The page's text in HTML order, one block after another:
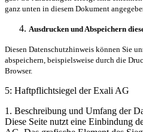
ganz unten in diesem Dokument
Ausdrucken und Abspeichern
Diesen Datenschutzhinweis können Sie
abspeichern, beispielsweise durch die
Browser.
5: Haftpflichtsiegel der Exali AG
1. Beschreibung und Umfang der
Diese Seite nutzt eine Einbindung